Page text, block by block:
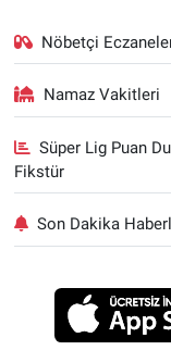
Nöbetçi
Namaz Vakitleri
Süper Lig Puan
Fikstür
Son Dakika